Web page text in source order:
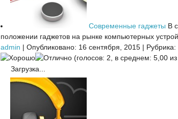
Современные гаджеты В
положении гаджетов на рынке компьютерных
admin | Опубликовано: 16 сентября, 2015 | Рубрика:
(голосов: 2, в среднем: 5,00
Загрузка...